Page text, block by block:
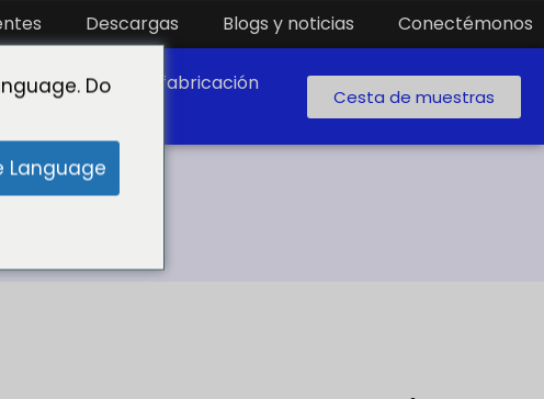
Descargas Blogs y noticias Conectémonos
Laboratorio de fabricación
Cesta de muestras
Do
Language